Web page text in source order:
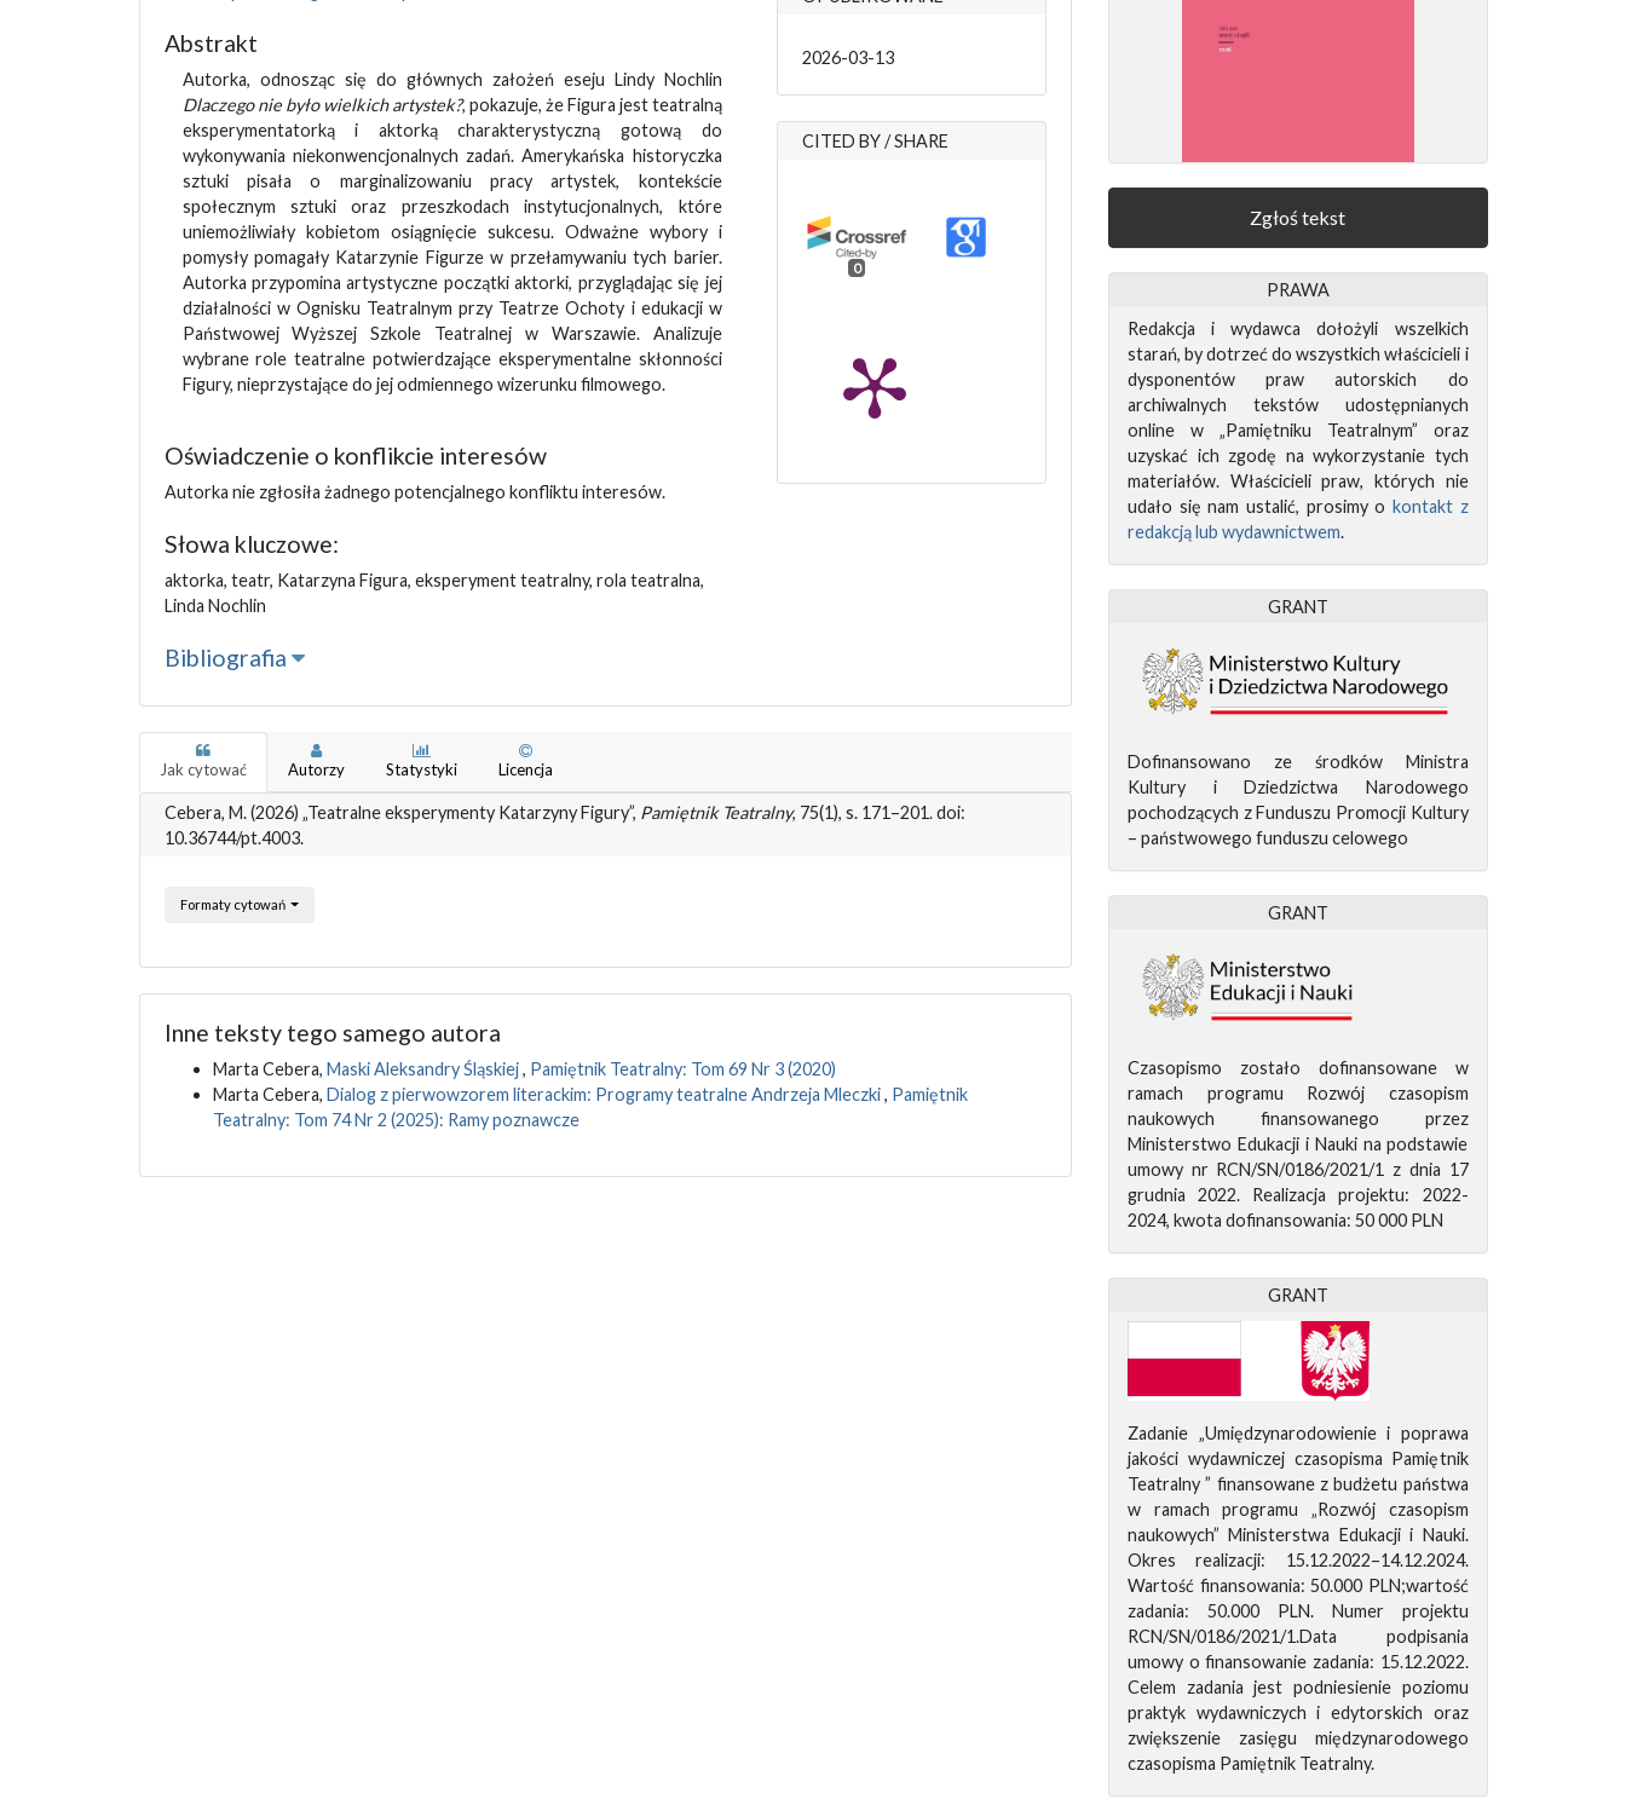
Abstrakt
Autorka, odnosząc się do głównych założeń eseju Lindy Nochlin
Dlaczego nie było wielkich artystek?, pokazuje, że Figura jest teatralną
eksperymentatorką i aktorką charakterystyczną gotową do
wykonywania niekonwencjonalnych zadań. Amerykańska historyczka
sztuki pisała o marginalizowaniu pracy artystek, kontekście
społecznym sztuki oraz przeszkodach instytucjonalnych, które
uniemożliwiały kobietom osiągnięcie sukcesu. Odważne wybory i
pomysły pomagały Katarzynie Figurze w przełamywaniu tych barier.
Autorka przypomina artystyczne początki aktorki, przyglądając się jej
działalności w Ognisku Teatralnym przy Teatrze Ochoty i edukacji w
Państwowej Wyższej Szkole Teatralnej w Warszawie. Analizuje
wybrane role teatralne potwierdzające eksperymentalne skłonności
Figury, nieprzystające do jej odmiennego wizerunku filmowego.
Oświadczenie o konflikcie interesów
Autorka nie zgłosiła żadnego potencjalnego konfliktu interesów.
Słowa kluczowe:
aktorka, teatr, Katarzyna Figura, eksperyment teatralny, rola teatralna,
Linda Nochlin
Bibliografia
2026-03-13
CITED BY / SHARE
0
Jak cytować Autorzy Statystyki Licencja
Cebera, M. (2026) „Teatralne eksperymenty Katarzyny Figury”, Pamiętnik Teatralny, 75(1), s. 171–201. doi:
10.36744/pt.4003.
Formaty cytowań
Inne teksty tego samego autora
Marta Cebera, Maski Aleksandry Śląskiej, Pamiętnik Teatralny: Tom 69 Nr 3 (2020)
Marta Cebera, Dialog z pierwowzorem literackim: Programy teatralne Andrzeja Mleczki, Pamiętnik
Teatralny: Tom 74 Nr 2 (2025): Ramy poznawcze
Zgłoś tekst
PRAWA
Redakcja i wydawca dołożyli wszelkich
starań, by dotrzeć do wszystkich właścicieli i
dysponentów praw autorskich do
archiwalnych tekstów udostępnianych
online w „Pamiętniku Teatralnym” oraz
uzyskać ich zgodę na wykorzystanie tych
materiałów. Właścicieli praw, których nie
udało się nam ustalić, prosimy o kontakt z
redakcją lub wydawnictwem.
GRANT
Dofinansowano ze środków Ministra
Kultury i Dziedzictwa Narodowego
pochodzących z Funduszu Promocji Kultury
– państwowego funduszu celowego
GRANT
Czasopismo zostało dofinansowane w
ramach programu Rozwój czasopism
naukowych finansowanego przez
Ministerstwo Edukacji i Nauki na podstawie
umowy nr RCN/SN/0186/2021/1 z dnia 17
grudnia 2022. Realizacja projektu: 2022-
2024, kwota dofinansowania: 50 000 PLN
GRANT
Zadanie „Umiędzynarodowienie i poprawa
jakości wydawniczej czasopisma Pamiętnik
Teatralny ” finansowane z budżetu państwa
w ramach programu „Rozwój czasopism
naukowych” Ministerstwa Edukacji i Nauki.
Okres realizacji: 15.12.2022–14.12.2024.
Wartość finansowania: 50.000 PLN;wartość
zadania: 50.000 PLN. Numer projektu
RCN/SN/0186/2021/1.Data podpisania
umowy o finansowanie zadania: 15.12.2022.
Celem zadania jest podniesienie poziomu
praktyk wydawniczych i edytorskich oraz
zwiększenie zasięgu międzynarodowego
czasopisma Pamiętnik Teatralny.